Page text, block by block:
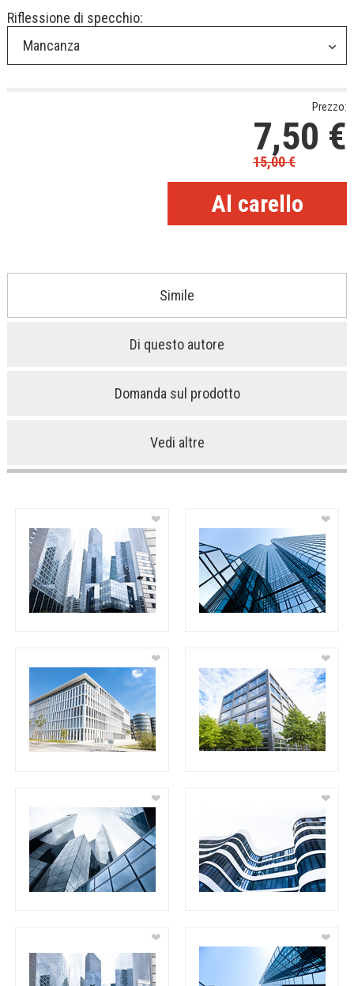
Riflessione di specchio:
Mancanza
Prezzo:
7,50 €
15,00€
Simile
Di questo autore
Domanda sul prodotto
Vedi altre
❤ ❤
❤ ❤
❤ ❤
❤ ❤